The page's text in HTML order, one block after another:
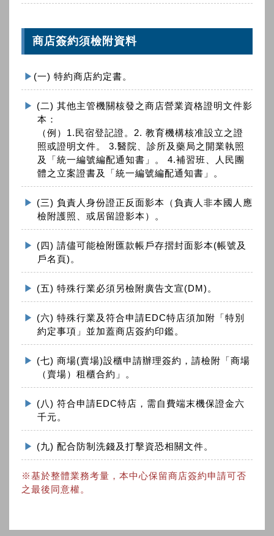
商店簽約須檢附資料
(一) 特約商店約定書。
(二) 其他主管機關核發之商店營業資格證明文件影
本：
（例）1.民宿登記證。2. 教育機構核准設立之證
照或證明文件。 3.醫院、診所及藥局之開業執照
及「統一編號編配通知書」。 4.補習班、人民團
體之立案證書及「統一編號編配通知書」。
(三) 負責人身份證正反面影本（負責人非本國人應
檢附護照、或居留證影本）。
(四) 請儘可能檢附匯款帳戶存摺封面影本(帳號及
戶名頁)。
(五) 特殊行業必須另檢附廣告文宣(DM)。
(六) 特殊行業及符合申請EDC特店須加附「特別
約定事項」並加蓋商店簽約印鑑。
(七) 商場(賣場)設櫃申請辦理簽約，請檢附「商場
（賣場）租櫃合約」。
(八) 符合申請EDC特店，需自費端末機保證金六
千元。
(九) 配合防制洗錢及打擊資恐相關文件。
※基於整體業務考量，本中心保留商店簽約申請可否
之最後同意權。